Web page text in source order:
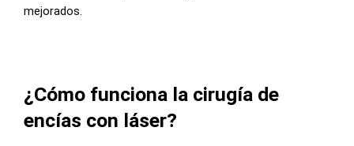
mejorados.
¿Cómo funciona la cirugía de
encías con láser?